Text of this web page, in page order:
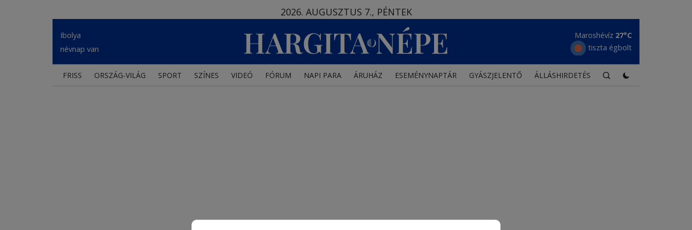
2026. AUGUSZTUS 7., PÉNTEK
Ibolya
névnap van
Maroshévíz 27°C
tiszta égbolt
FRISS ORSZÁG-VILÁG SPORT SZÍNES VIDEÓ FÓRUM NAPI PARA ÁRUHÁZ ESEMÉNYNAPTÁR GYÁSZJELENTŐ ÁLLÁSHIRDETÉS